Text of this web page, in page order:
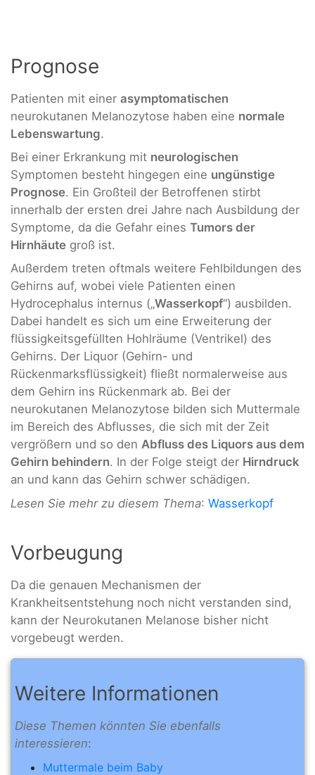
Prognose
Patienten mit einer asymptomatischen
neurokutanen Melanozytose haben eine normale
Lebenswartung.
Bei einer Erkrankung mit neurologischen
Symptomen besteht hingegen eine ungünstige
Prognose. Ein Großteil der Betroffenen stirbt
innerhalb der ersten drei Jahre nach Ausbildung der
Symptome, da die Gefahr eines Tumors der
Hirnhäute groß ist.
Außerdem treten oftmals weitere Fehlbildungen des
Gehirns auf, wobei viele Patienten einen
Hydrocephalus internus („Wasserkopf“) ausbilden.
Dabei handelt es sich um eine Erweiterung der
flüssigkeitsgefüllten Hohlräume (Ventrikel) des
Gehirns. Der Liquor (Gehirn- und
Rückenmarksflüssigkeit) fließt normalerweise aus
dem Gehirn ins Rückenmark ab. Bei der
neurokutanen Melanozytose bilden sich Muttermale
im Bereich des Abflusses, die sich mit der Zeit
vergrößern und so den Abfluss des Liquors aus dem
Gehirn behindern. In der Folge steigt der Hirndruck
an und kann das Gehirn schwer schädigen.
Lesen Sie mehr zu diesem Thema: Wasserkopf
Vorbeugung
Da die genauen Mechanismen der
Krankheitsentstehung noch nicht verstanden sind,
kann der Neurokutanen Melanose bisher nicht
vorgebeugt werden.
Weitere Informationen
Diese Themen könnten Sie ebenfalls
interessieren:
Muttermale beim Baby